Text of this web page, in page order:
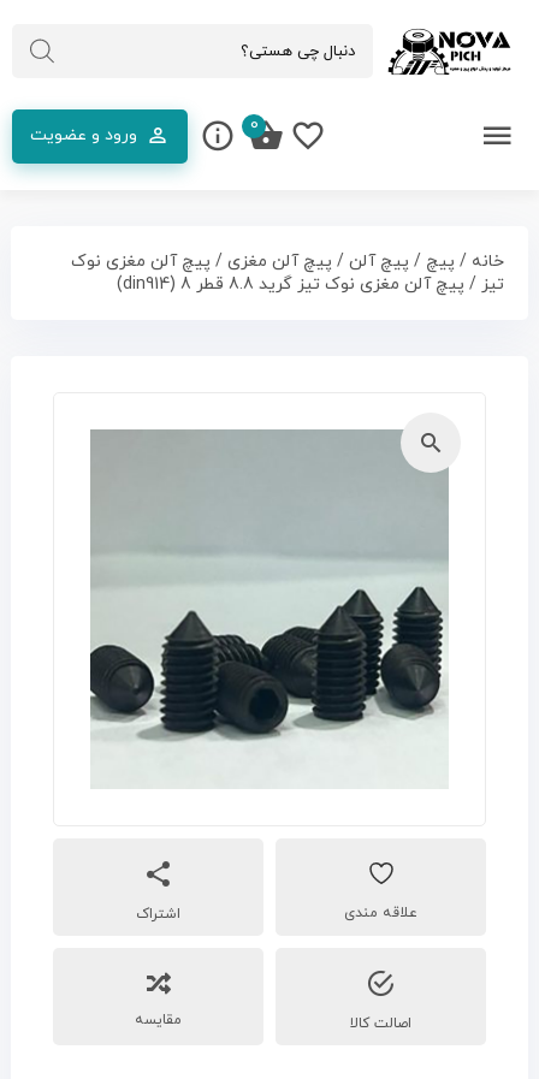
ورود و عضویت 0
خانه / پیچ / پیچ آلن/ پیچ آلن مغزی/ پیچ آلن مغزی نوک
تیز / پیچ آلن مغزی نوک تیز گرید 8.8 قطر 8 (din914)
اشتراک
اصالت کالا مقایسه